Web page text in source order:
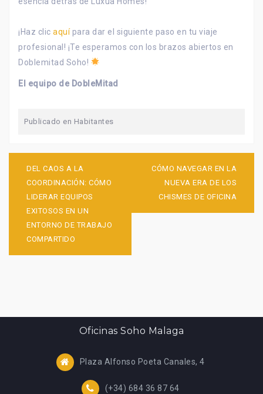
¡Haz clic aquípara dar el siguiente paso en tu viaje
profesional! ¡Te esperamos con los brazos abiertos en
Doblemitad Soho!
El equipo de DobleMitad
Publicado en Habitantes
entradas
DEL CAOS A LA
COORDINACIÓN: CÓMO
LIDERAR EQUIPOS
EXITOSOS EN UN
ENTORNO DE TRABAJO
COMPARTIDO
CÓMO NAVEGAR EN LA
NUEVA ERA DE LOS
CHISMES DE OFICINA
Oficinas Soho Malaga
Plaza Alfonso Poeta Canales, 4
(+34) 684 36 87 64